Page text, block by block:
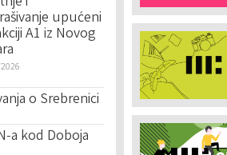
upućeni
A1 iz Novog
o Srebrenici
a kod Doboja